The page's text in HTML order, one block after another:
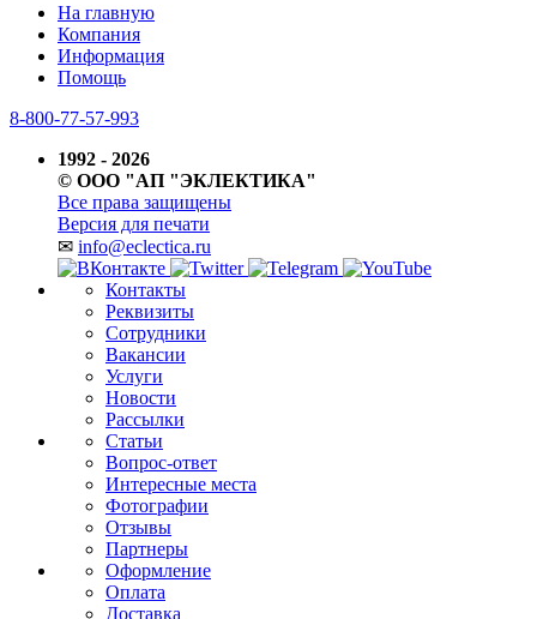
На главную
Компания
Информация
Помощь
8-800-77-57-993
1992 - 2026
© ООО "АП "ЭКЛЕКТИКА"
Все права защищены
Версия для печати
✉ info@eclectica.ru
Контакты
Реквизиты
Сотрудники
Вакансии
Услуги
Новости
Рассылки
Статьи
Вопрос-ответ
Интересные места
Фотографии
Отзывы
Партнеры
Оформление
Оплата
Доставка